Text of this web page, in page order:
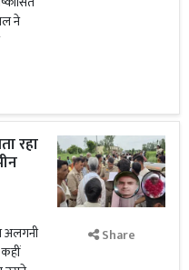
ने
रहा
अलगनी
Share